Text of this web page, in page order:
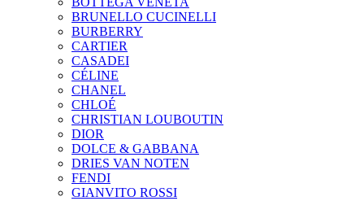
BRUNELLO CUCINELLI
BURBERRY
CARTIER
CASADEI
CÉLINE
CHANEL
CHLOÉ
CHRISTIAN LOUBOUTIN
DIOR
DOLCE & GABBANA
DRIES VAN NOTEN
FENDI
GIANVITO ROSSI